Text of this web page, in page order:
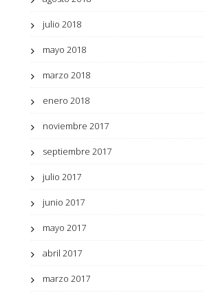
julio 2018
mayo 2018
marzo 2018
enero 2018
noviembre 2017
septiembre 2017
julio 2017
junio 2017
mayo 2017
abril 2017
marzo 2017